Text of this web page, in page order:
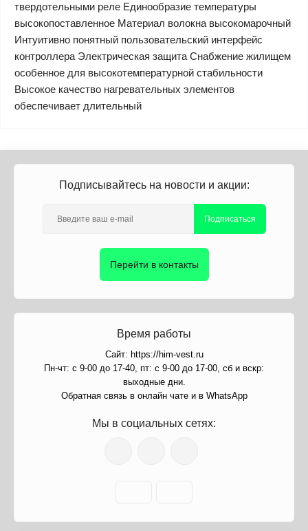
твердотельными реле Единообразие температуры
высокопоставленное Материал волокна высокомарочный
Интуитивно понятный пользовательский интерфейс
контроллера Электрическая защита Снабжение жилищем
особенное для высокотемпературной стабильности
Высокое качество нагревательных элементов
обеспечивает длительный
Подписывайтесь на новости и акции:
Подписаться
Перейти в контакты
Время работы
Сайт: https://him-vest.ru
Пн-чт: с 9-00 до 17-40, пт: с 9-00 до 17-00, сб и вскр:
выходные дни.
Обратная связь в онлайн чате и в WhatsApp
Мы в социальных сетях: